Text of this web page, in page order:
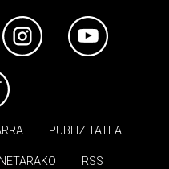
PUBLIZITATEA
RSS